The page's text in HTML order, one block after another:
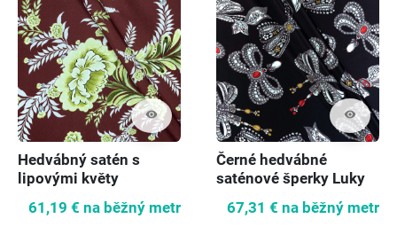
visibility
Hedvábný satén s
lipovými květy
61,19 € na běžný metr
visibility
Černé hedvábné
saténové šperky Luky
67,31 € na běžný metr